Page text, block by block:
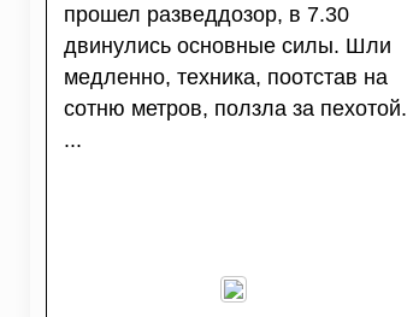
прошел разведдозор, в 7.30
двинулись ос­новные силы. Шли
медленно, техника, поотстав на
сотню метров, ползла за пехотой.
...